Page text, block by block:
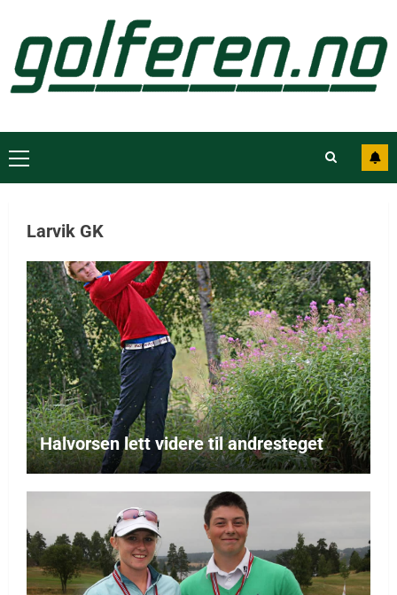
Larvik GK
Halvorsen lett videre til andresteget